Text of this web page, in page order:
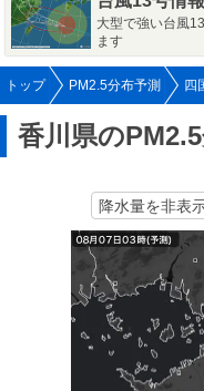
大型で強い台風
ます
トップ PM2.5分布予測 四
香川県の
降水量を非表